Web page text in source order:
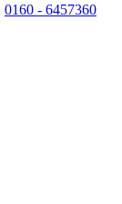
0160 - 6457360